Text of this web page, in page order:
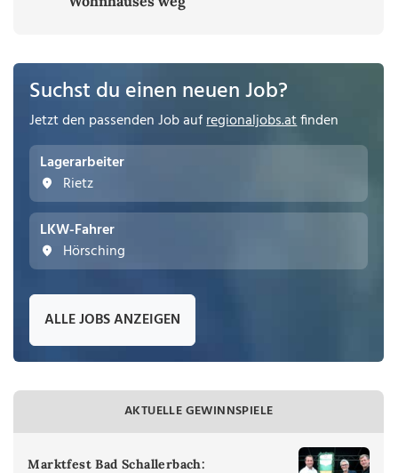
Suchst du einen neuen Job?
Jetzt den passenden Job aufregionaljobs.atfinden
Lagerarbeiter
Rietz
LKW-Fahrer
Hörsching
ALLE JOBS ANZEIGEN
AKTUELLE GEWINNSPIELE
Marktfest Bad Schallerbach: